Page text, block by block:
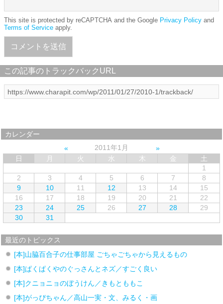
This site is protected by reCAPTCHA and the Google Privacy Policy and
Terms of Service apply.
この記事のトラックバックURL
カレンダー
2011年1月
日
月 火 水 木 金
土
1
2
3 4 5 6 7
8
9
10 11 12 13 14
15
16
17 18 19 20 21
22
23
24 25 26 27 28
29
30
31
最近のトピックス
[本]山脇百合子の仕事部屋 ごちゃごちゃから見えるもの
[本]ぱくぱくやのぐっさんとネズ／すごく良い
[本]クニョニョのぼうけん／きもとももこ
[本]がっぴちゃん／高山一実・文、みるく・画